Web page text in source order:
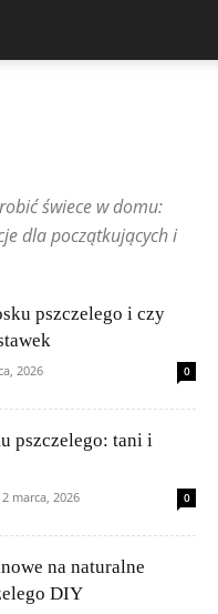
Świece
pszczele
świece w domu:
dla początkujących i
pszczelego i czy
2026 0
pszczelego: tani i
marca, 2026 0
na naturalne
DIY